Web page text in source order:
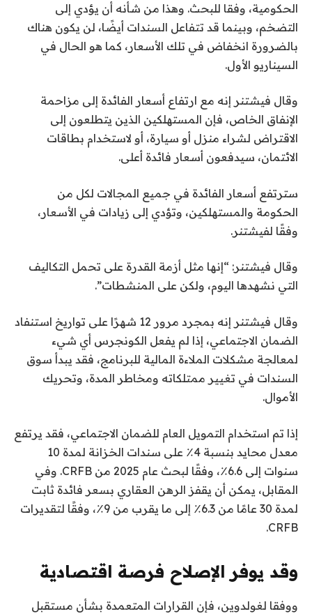
الحكومية، وفقا للبحث. وهذا من شأنه أن يؤدي إلى
التضخم، وبينما قد تتفاعل السندات أيضًا، لن يكون هناك
بالضرورة انخفاض في تلك الأسعار، كما هو الحال في
السيناريو الأول.
وقال فيشتنر إنه مع ارتفاع أسعار الفائدة إلى مزاحمة
الإنفاق الخاص، فإن المستهلكين الذين يتطلعون إلى
الاقتراض لشراء منزل أو سيارة، أو لاستخدام بطاقات
الائتمان، سيدفعون أسعار فائدة أعلى.
سترتفع أسعار الفائدة في جميع المجالات لكل من
الحكومة والمستهلكين، وتؤدي إلى زيادات في الأسعار،
وفقًا لفيشتنر.
وقال فيشتنر: “إنها مثل أزمة القدرة على تحمل التكاليف
التي نشهدها اليوم، ولكن على المنشطات”.
وقال فيشتنر إنه بمجرد مرور 12 شهرًا على تواريخ استنفاد
الضمان الاجتماعي، إذا لم يفعل الكونجرس أي شيء
لمعالجة مشكلات الملاءة المالية للبرنامج، فقد يبدأ سوق
السندات في تغيير ممتلكاته ومخاطر المدة، وتحريك
الأموال.
إذا تم استخدام التمويل العام للضمان الاجتماعي، فقد يرتفع
معدل محايد بنسبة 4٪ على سندات الخزانة لمدة 10
سنوات إلى 6.6٪، وفقًا لبحث عام 2025 من CRFB. وفي
المقابل، يمكن أن يقفز الرهن العقاري بسعر فائدة ثابت
لمدة 30 عامًا من 6.3٪ إلى ما يقرب من 9٪، وفقًا لتقديرات
CRFB.
وقد يوفر الإصلاح فرصة اقتصادية
ووفقا لغولدوين، فإن القرارات المتعمدة بشأن مستقبل